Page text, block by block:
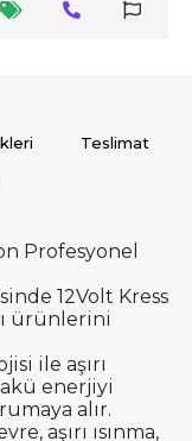
Teslimat
Profesyonel
12Volt Kress
ürünlerini
ile aşırı
enerjiyi
alır.
aşırı ısınma,